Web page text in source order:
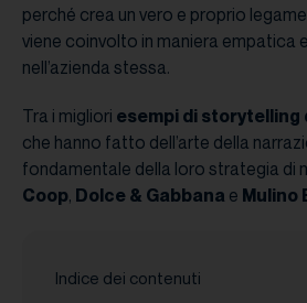
perché crea un vero e proprio
viene coinvolto in maniera empatica
nell’azienda stessa.
Tra i migliori esempi di storytelling
che hanno fatto dell’arte della
fondamentale della loro strategia di
Coop, Dolce & Gabbana e Mulino
Indice dei contenuti